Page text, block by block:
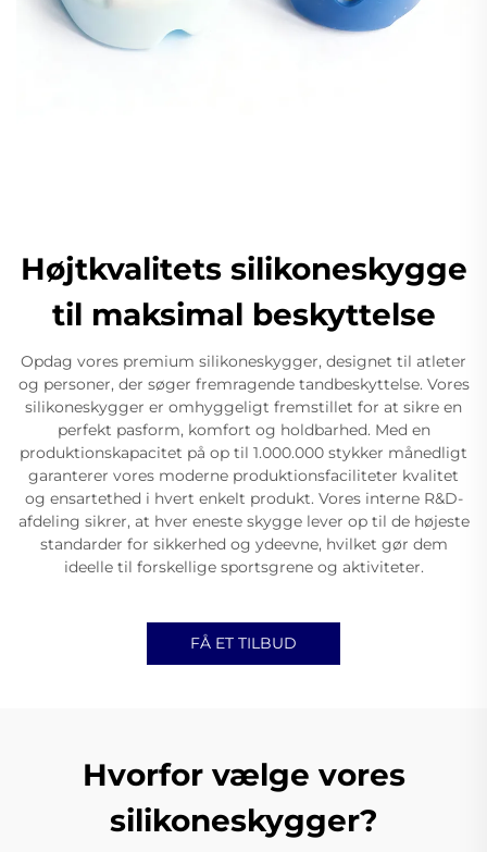
Højtkvalitets silikoneskygge
til maksimal beskyttelse
Opdag vores premium silikoneskygger, designet til atleter
og personer, der søger fremragende tandbeskyttelse. Vores
silikoneskygger er omhyggeligt fremstillet for at sikre en
perfekt pasform, komfort og holdbarhed. Med en
produktionskapacitet på op til 1.000.000 stykker månedligt
garanterer vores moderne produktionsfaciliteter kvalitet
og ensartethed i hvert enkelt produkt. Vores interne R&D-
afdeling sikrer, at hver eneste skygge lever op til de højeste
standarder for sikkerhed og ydeevne, hvilket gør dem
ideelle til forskellige sportsgrene og aktiviteter.
FÅ ET TILBUD
Hvorfor vælge vores
silikoneskygger?